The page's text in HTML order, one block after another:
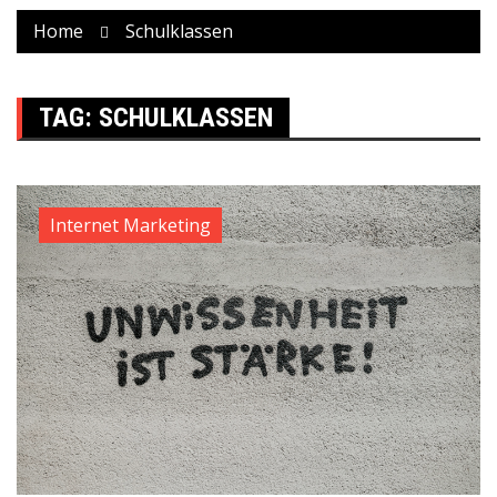
Home Schulklassen
TAG: SCHULKLASSEN
Internet Marketing